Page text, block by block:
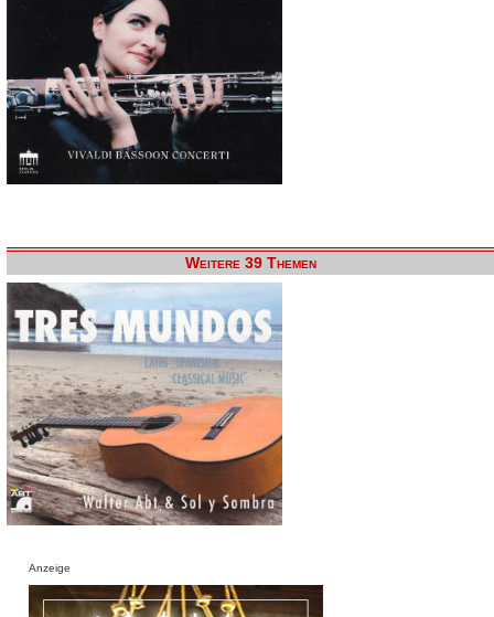
Weitere 39 Themen
Anzeige